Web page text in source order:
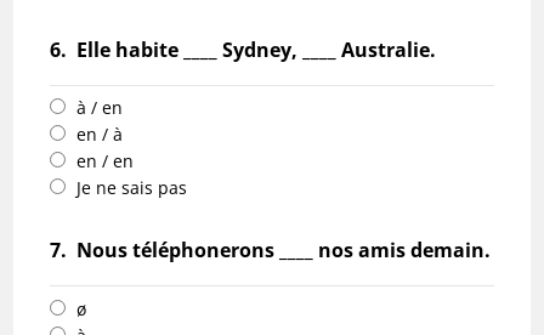
6. Elle habite ____ Sydney, ____ Australie.
à / en
en / à
en / en
Je ne sais pas
7. Nous téléphonerons ____ nos amis demain.
ø